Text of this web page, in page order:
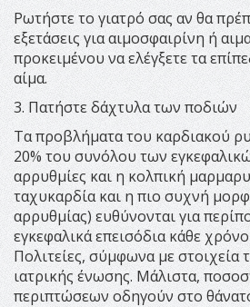
Ρωτήστε το γιατρό σας αν θα
εξετάσεις για αιμοσφαιρίνη ή
προκειμένου να ελέγξετε τα
αίμα.
3. Πατήστε δάχτυλα των ποδιών
Τα προβλήματα του καρδιακού
20% του συνόλου των
αρρυθμίες και η κολπική
ταχυκαρδία και η πιο συχνή
αρρυθμίας) ευθύνονται για
εγκεφαλικά επεισόδια κάθε
Πολιτείες, σύμφωνα με στοιχεία
ιατρικής ένωσης. Μάλιστα,
περιπτώσεων οδηγούν στο